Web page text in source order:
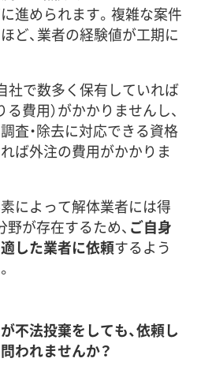
進められます。複雑な案件
ど、業者の経験値が工期に
社で数多く保有していれば
る費用）がかかりませんし、
査・除去に対応できる資格
ば外注の費用がかかりま
によって解体業者には得
野が存在するため、 ご自身
した業者に依頼するよう
不法投棄をしても、依頼し
われませんか？